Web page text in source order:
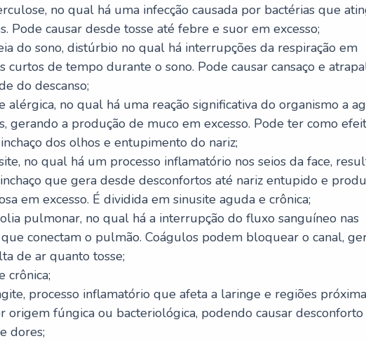
no qual há uma infecção causada por bactérias que
Pode causar desde tosse até febre e suor em excesso;
do sono, distúrbio no qual há interrupções da respiração em
curtos de tempo durante o sono. Pode causar cansaço e
do descanso;
alérgica, no qual há uma reação significativa do organismo a
gerando a produção de muco em excesso. Pode ter como
dos olhos e entupimento do nariz;
no qual há um processo inflamatório nos seios da face,
que gera desde desconfortos até nariz entupido e
em excesso. É dividida em sinusite aguda e crônica;
pulmonar, no qual há a interrupção do fluxo sanguíneo nas
conectam o pulmão. Coágulos podem bloquear o canal,
de ar quanto tosse;
crônica;
processo inflamatório que afeta a laringe e regiões
origem fúngica ou bacteriológica, podendo causar desconforto
dores;